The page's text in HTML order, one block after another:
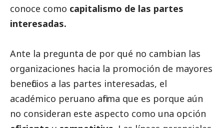
conoce como capitalismo de las partes
interesadas.
Ante la pregunta de por qué no cambian las
organizaciones hacia la promoción de mayores
beneficios a las partes interesadas, el
académico peruano afirma que es porque aún
no consideran este aspecto como una opción